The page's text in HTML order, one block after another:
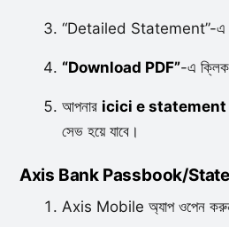
“Detailed Statement”-এ
“Download PDF”-এ
আপনার icici e statement
সেভ হয়ে যাবে।
Axis Bank Passbook/
Axis Mobile অ্যাপ ওপেন